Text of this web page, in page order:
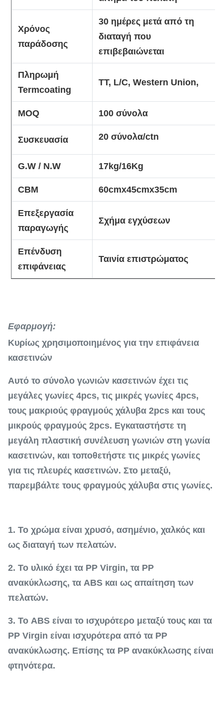
Χρόνος
παράδοσης
30 ημέρες μετά από τη
διαταγή που
επιβεβαιώνεται
Πληρωμή
Termcoating
TT, L/C, Western Union,
MOQ 100 σύνολα
Συσκευασία 20 σύνολα/ctn
G.W / N.W 17kg/16Kg
CBM 60cmx45cmx35cm
Επεξεργασία
παραγωγής
Σχήμα εγχύσεων
Επένδυση
επιφάνειας
Ταινία επιστρώματος
Εφαρμογή:
Κυρίως χρησιμοποιημένος για την επιφάνεια
κασετινών
Αυτό το σύνολο γωνιών κασετινών έχει τις
μεγάλες γωνίες 4pcs, τις μικρές γωνίες 4pcs,
τους μακριούς φραγμούς χάλυβα 2pcs και τους
μικρούς φραγμούς 2pcs. Εγκαταστήστε τη
μεγάλη πλαστική συνέλευση γωνιών στη γωνία
κασετινών, και τοποθετήστε τις μικρές γωνίες
για τις πλευρές κασετινών. Στο μεταξύ,
παρεμβάλτε τους φραγμούς χάλυβα στις γωνίες.
1. Το χρώμα είναι χρυσό, ασημένιο, χαλκός και
ως διαταγή των πελατών.
2. Το υλικό έχει τα PP Virgin, τα PP
ανακύκλωσης, τα ABS και ως απαίτηση των
πελατών.
3. Το ABS είναι το ισχυρότερο μεταξύ τους και τα
PP Virgin είναι ισχυρότερα από τα PP
ανακύκλωσης. Επίσης τα PP ανακύκλωσης είναι
φτηνότερα.